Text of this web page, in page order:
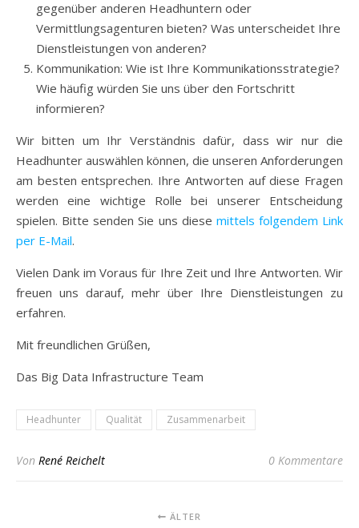
gegenüber anderen Headhuntern oder
Vermittlungsagenturen bieten? Was unterscheidet Ihre
Dienstleistungen von anderen?
Kommunikation: Wie ist Ihre Kommunikationsstrategie?
Wie häufig würden Sie uns über den Fortschritt
informieren?
Wir bitten um Ihr Verständnis dafür, dass wir nur die
Headhunter auswählen können, die unseren Anforderungen
am besten entsprechen. Ihre Antworten auf diese Fragen
werden eine wichtige Rolle bei unserer Entscheidung
spielen. Bitte senden Sie uns diese mittels folgendem Link
per E-Mail.
Vielen Dank im Voraus für Ihre Zeit und Ihre Antworten. Wir
freuen uns darauf, mehr über Ihre Dienstleistungen zu
erfahren.
Mit freundlichen Grüßen,
Das Big Data Infrastructure Team
Headhunter Qualität Zusammenarbeit
Von René Reichelt 0 Kommentare
ÄLTER